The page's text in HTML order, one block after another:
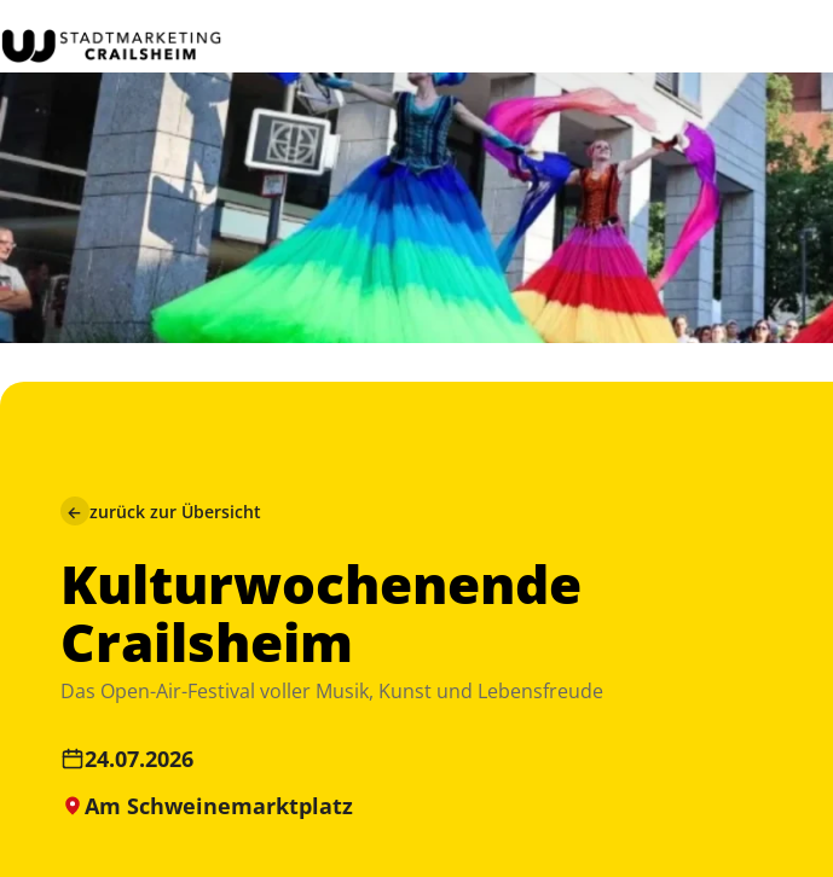
← zurück zur Übersicht
Kulturwochenende
Crailsheim
Das Open-Air-Festival voller Musik, Kunst und Lebensfreude
24.07.2026
Am Schweinemarktplatz